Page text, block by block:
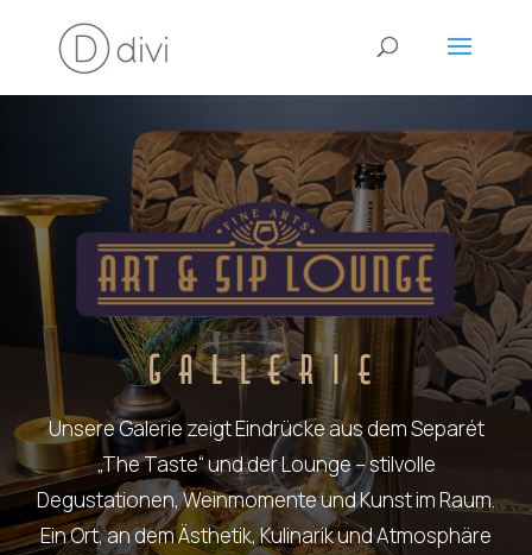
GALLERIE
Unsere Galerie zeigt Eindrücke aus dem Separét
„The Taste“ und der Lounge – stilvolle
Degustationen, Weinmomente und Kunst im Raum.
Ein Ort, an dem Ästhetik, Kulinarik und Atmosphäre